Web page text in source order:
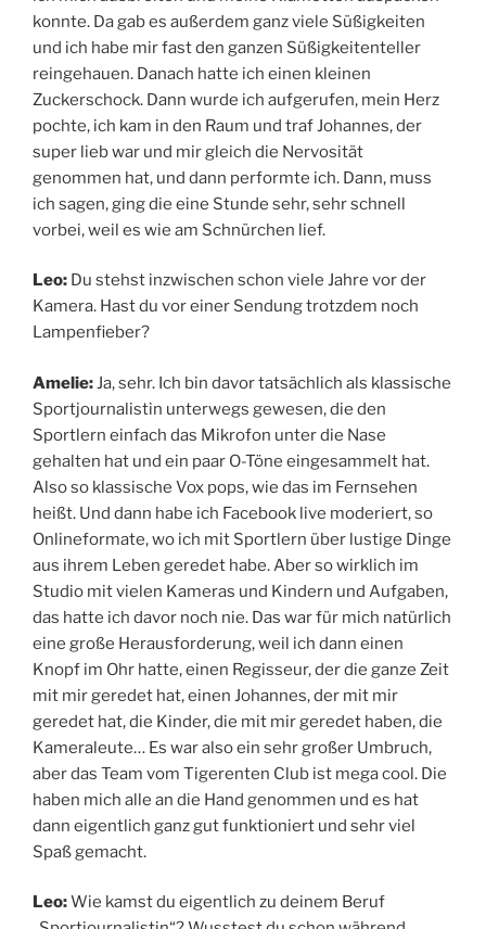
konnte. Da gab es außerdem ganz viele Süßigkeiten
und ich habe mir fast den ganzen Süßigkeitenteller
reingehauen. Danach hatte ich einen kleinen
Zuckerschock. Dann wurde ich aufgerufen, mein Herz
pochte, ich kam in den Raum und traf Johannes, der
super lieb war und mir gleich die Nervosität
genommen hat, und dann performte ich. Dann, muss
ich sagen, ging die eine Stunde sehr, sehr schnell
vorbei, weil es wie am Schnürchen lief.
Leo: Du stehst inzwischen schon viele Jahre vor der
Kamera. Hast du vor einer Sendung trotzdem noch
Lampenfieber?
Amelie: Ja, sehr. Ich bin davor tatsächlich als klassische
Sportjournalistin unterwegs gewesen, die den
Sportlern einfach das Mikrofon unter die Nase
gehalten hat und ein paar O-Töne eingesammelt hat.
Also so klassische Vox pops, wie das im Fernsehen
heißt. Und dann habe ich Facebook live moderiert, so
Onlineformate, wo ich mit Sportlern über lustige Dinge
aus ihrem Leben geredet habe. Aber so wirklich im
Studio mit vielen Kameras und Kindern und Aufgaben,
das hatte ich davor noch nie. Das war für mich natürlich
eine große Herausforderung, weil ich dann einen
Knopf im Ohr hatte, einen Regisseur, der die ganze Zeit
mit mir geredet hat, einen Johannes, der mit mir
geredet hat, die Kinder, die mit mir geredet haben, die
Kameraleute… Es war also ein sehr großer Umbruch,
aber das Team vom Tigerenten Club ist mega cool. Die
haben mich alle an die Hand genommen und es hat
dann eigentlich ganz gut funktioniert und sehr viel
Spaß gemacht.
Leo:Wie kamst du eigentlich zu deinem Beruf